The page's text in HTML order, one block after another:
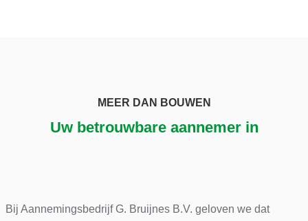
MEER DAN BOUWEN
Uw betrouwbare aannemer in
Bij Aannemingsbedrijf G. Bruijnes B.V. geloven we dat